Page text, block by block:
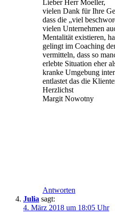
Lieber Herr Moeller,
vielen Dank für Ihre
dass die „viel
vielen Unternehmen
Mentalität existieren,
gelingt im Coaching
vermitteln, dass so
erlebte Situation eher
kranke Umgebung
entlastet das die
Herzlichst
Margit Nowotny
Antworten
Julia sagt:
4. März 2018 um 18:05 Uhr